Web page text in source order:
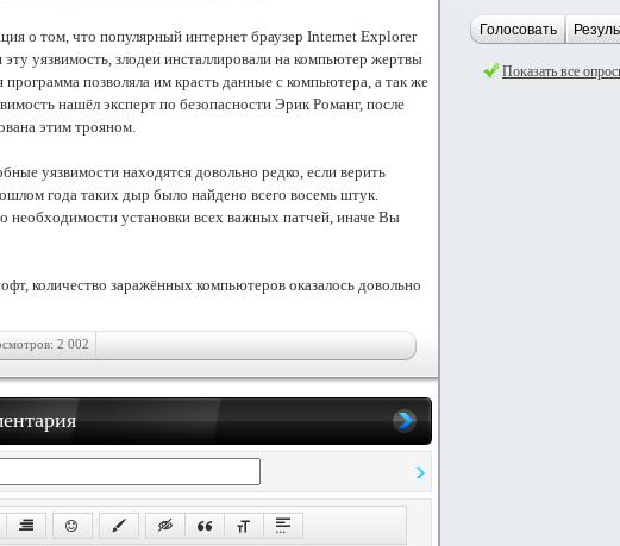
Голосовать
Показать все
о том, что популярный интернет браузер Internet Explorer
уязвимость, злодеи инсталлировали на компьютер жертвы
позволяла им красть данные с компьютера, а так же
нашёл эксперт по безопасности Эрик Романг, после
этим трояном.
уязвимости находятся довольно редко, если верить
года таких дыр было найдено всего восемь штук.
установки всех важных патчей, иначе Вы
количество заражённых компьютеров оказалось довольно
2 002